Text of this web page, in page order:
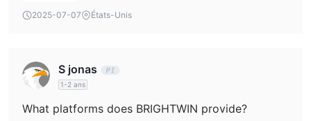
2025-07-07
États-Unis
S jonas
1-2 ans
What platforms does BRIGHTWIN provide?